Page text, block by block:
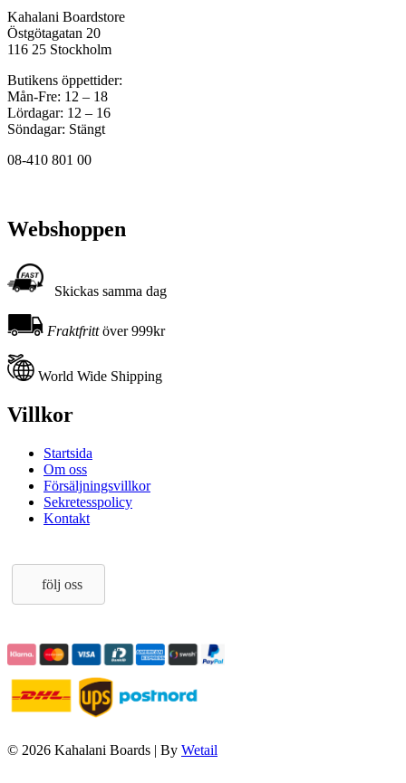
Kahalani Boardstore
Östgötagatan 20
116 25 Stockholm
Butikens öppettider:
Mån-Fre: 12 – 18
Lördagar: 12 – 16
Söndagar: Stängt
08-410 801 00
Webshoppen
Skickas samma dag
Fraktfrittöver 999kr
World Wide Shipping
Villkor
Startsida
Om oss
Försäljningsvillkor
Sekretesspolicy
Kontakt
följ oss
© 2026 Kahalani Boards | By Wetail